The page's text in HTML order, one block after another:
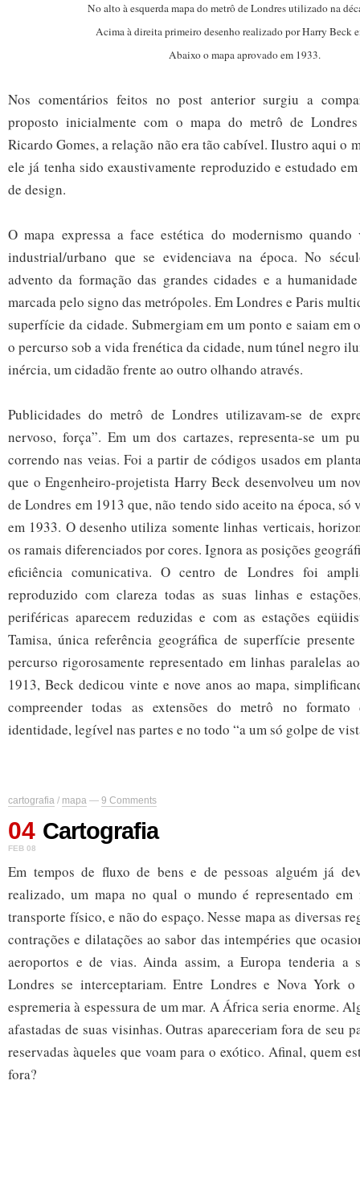
No alto à esquerda mapa do metrô de Londres utilizado na
Acima à direita primeiro desenho realizado por Harry Beck
Abaixo o mapa aprovado em 1933.
Nos comentários feitos no post anterior surgiu a
proposto inicialmente com o mapa do metrô de
Ricardo Gomes, a relação não era tão cabível. Ilustro aqui o
ele já tenha sido exaustivamente reproduzido e estudado
de design.
O mapa expressa a face estética do modernismo
industrial/urbano que se evidenciava na época. No
advento da formação das grandes cidades e a
marcada pelo signo das metrópoles. Em Londres e Paris
superfície da cidade. Submergiam em um ponto e saiam em
o percurso sob a vida frenética da cidade, num túnel negro
inércia, um cidadão frente ao outro olhando através.
Publicidades do metrô de Londres utilizavam-se de
nervoso, força”. Em um dos cartazes, representa-se um
correndo nas veias. Foi a partir de códigos usados em
que o Engenheiro-projetista Harry Beck desenvolveu um
de Londres em 1913 que, não tendo sido aceito na época, só
em 1933. O desenho utiliza somente linhas verticais,
os ramais diferenciados por cores. Ignora as posições
eficiência comunicativa. O centro de Londres foi
reproduzido com clareza todas as suas linhas e
periféricas aparecem reduzidas e com as estações
Tamisa, única referência geográfica de superfície
percurso rigorosamente representado em linhas paralelas
1913, Beck dedicou vinte e nove anos ao mapa,
compreender todas as extensões do metrô no
identidade, legível nas partes e no todo “a um só golpe de
cartografia / mapa — 9 Comments
04
FEB 08
Cartografia
Em tempos de fluxo de bens e de pessoas alguém já
realizado, um mapa no qual o mundo é representado
transporte físico, e não do espaço. Nesse mapa as diversas
contrações e dilatações ao sabor das intempéries que
aeroportos e de vias. Ainda assim, a Europa tenderia a
Londres se interceptariam. Entre Londres e Nova York
espremeria à espessura de um mar. A África seria enorme.
afastadas de suas visinhas. Outras apareceriam fora de seu
reservadas àqueles que voam para o exótico. Afinal, quem
fora?